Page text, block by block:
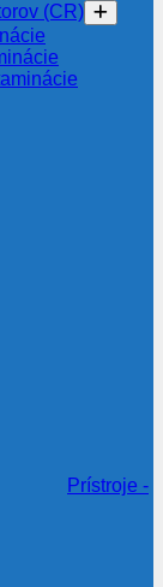
(CR)
Prístroje -